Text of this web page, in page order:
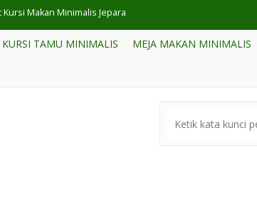
TV Jati Klasik Minimalis
Meja TV Kayu Jati Furniture Jepara
Minimalis Ruang TV Rumah Modern
KURSI TAMU MINIMALIS MEJA MAKAN MINIMALIS